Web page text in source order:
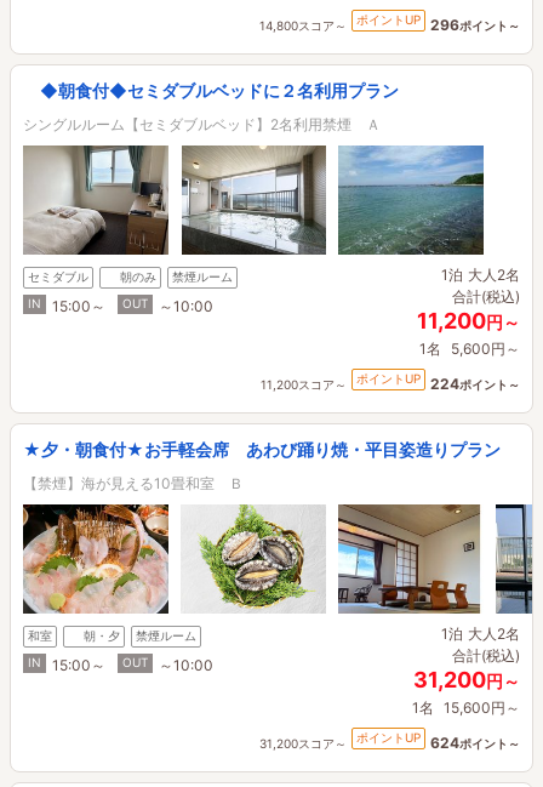
14,800スコア～ ポイントUP 296ポイント～
◆朝食付◆セミダブルベッドに２名利用プラン
シングルルーム【セミダブルベッド】2名利用禁煙 Ａ
セミダブル 朝のみ
禁煙ルーム
IN
15:00～ OUT ～10:00
1泊 大人2名
合計(税込)
11,200円～
1名 5,600円～
11,200スコア～ ポイントUP 224ポイント～
★夕・朝食付★お手軽会席 あわび踊り焼・平目姿造りプラン
【禁煙】海が見える10畳和室 Ｂ
和室 朝・夕
禁煙ルーム
IN
15:00～ OUT ～10:00
1泊 大人2名
合計(税込)
31,200円～
1名 15,600円～
31,200スコア～ ポイントUP 624ポイント～